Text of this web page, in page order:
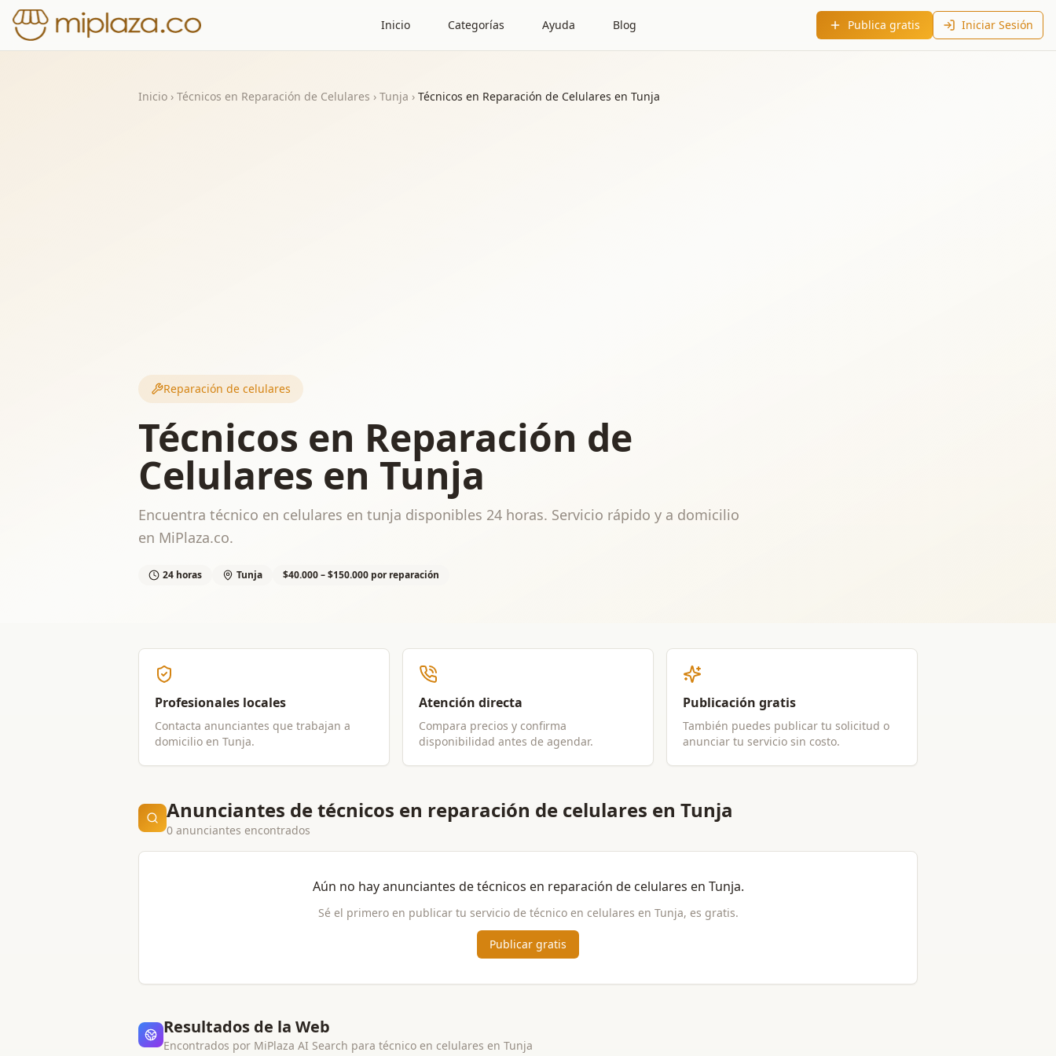
Inicio Categorías Ayuda Blog Publica gratis Iniciar Sesión
Inicio › Técnicos en Reparación de Celulares › Tunja › Técnicos en Reparación de Celulares en Tunja
Reparación de celulares
Técnicos en Reparación de
Celulares en Tunja
Encuentra técnico en celulares en tunja disponibles 24 horas. Servicio rápido y a domicilio
en MiPlaza.co.
24 horas Tunja $40.000 – $150.000 por reparación
Profesionales locales
Contacta anunciantes que trabajan a
domicilio en Tunja.
Atención directa
Compara precios y confirma
disponibilidad antes de agendar.
Publicación gratis
También puedes publicar tu solicitud o
anunciar tu servicio sin costo.
Anunciantes de técnicos en reparación de celulares en Tunja
0 anunciantes encontrados
Aún no hay anunciantes detécnicos en reparación de celulares en Tunja.
Sé el primero en publicar tu servicio de técnico en celulares en Tunja, es gratis.
Publicar gratis
Resultados de la Web
Encontrados por MiPlaza AI Search para técnico en celulares en Tunja